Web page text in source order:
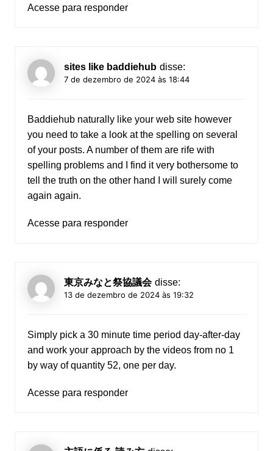
Acesse para responder
sites like baddiehub disse:
7 de dezembro de 2024 às 18:44
Baddiehubnaturally like your web site however
you need to take a look at the spelling on several
of your posts. A number of them are rife with
spelling problems and I find it very bothersome to
tell the truth on the other hand I will surely come
again again.
Acesse para responder
東京みなと祭協議会 disse:
13 de dezembro de 2024 às 19:32
Simply pick a 30 minute time period day-after-day
and work your approach by the videos from no 1
by way of quantity 52, one per day.
Acesse para responder